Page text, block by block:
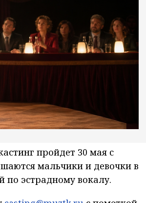
пройдет 30 мая с
мальчики и девочки в
по эстрадному вокалу.